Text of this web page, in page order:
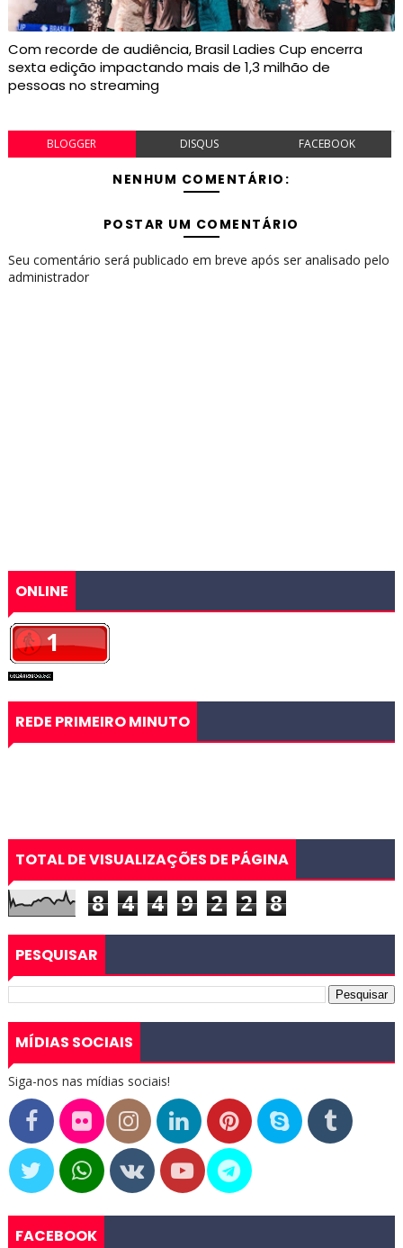
Com recorde de audiência, Brasil Ladies Cup encerra
sexta edição impactando mais de 1,3 milhão de
pessoas no streaming
BLOGGER DISQUS FACEBOOK
NENHUM COMENTÁRIO:
POSTAR UM COMENTÁRIO
Seu comentário será publicado em breve após ser analisado pelo
administrador
ONLINE
REDE PRIMEIRO MINUTO
TOTAL DE VISUALIZAÇÕES DE PÁGINA
8 4 4 9 2 2 8
PESQUISAR
MÍDIAS SOCIAIS
Siga-nos nas mídias sociais!
FACEBOOK